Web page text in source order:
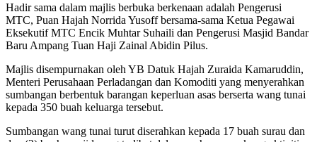
Hadir sama dalam majlis berbuka berkenaan adalah Pengerusi
MTC, Puan Hajah Norrida Yusoff bersama-sama Ketua Pegawai
Eksekutif MTC Encik Muhtar Suhaili dan Pengerusi Masjid Bandar
Baru Ampang Tuan Haji Zainal Abidin Pilus.
Majlis disempurnakan oleh YB Datuk Hajah Zuraida Kamaruddin,
Menteri Perusahaan Perladangan dan Komoditi yang menyerahkan
sumbangan berbentuk barangan keperluan asas berserta wang tunai
kepada 350 buah keluarga tersebut.
Sumbangan wang tunai turut diserahkan kepada 17 buah surau dan